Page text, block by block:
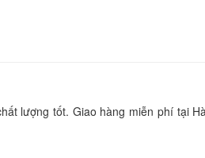
lượng tốt. Giao hàng miễn phí tại